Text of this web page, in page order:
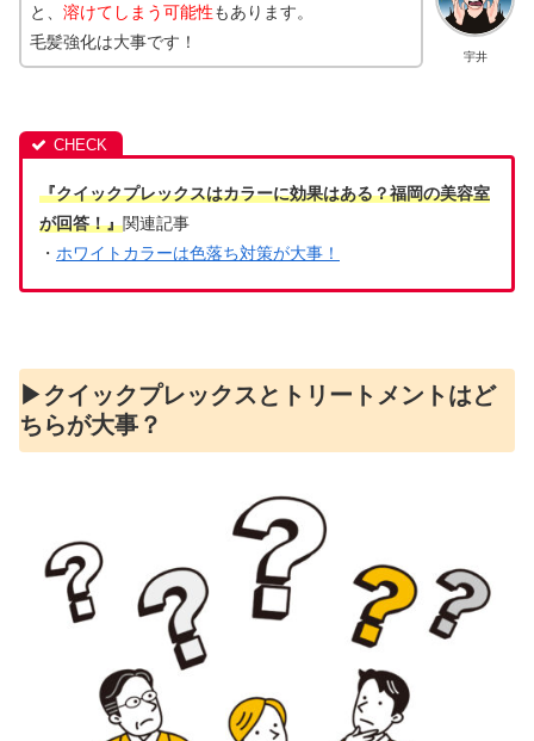
宇井
と、 溶けてしまう可能性もあります。
毛髪強化は大事です！
『クイックプレックスはカラーに効果はある？福岡の美容室
が回答！』関連記事
・ ホワイトカラーは色落ち対策が大事！
▶︎クイックプレックスとトリートメントはど
ちらが大事？